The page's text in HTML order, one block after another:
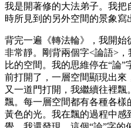
我是開著修的大法弟子。我
時所見到的另外空間的景象寫
背完一遍《轉法輪》，我開
非常靜。剛背兩個字<論語>
比的空間。我的思維停在“論
前打開了，一層空間顯現出
又一道門打開，我繼續往裡
飄。每一層空間都有各種各
黃色的光。我在飄的過程中